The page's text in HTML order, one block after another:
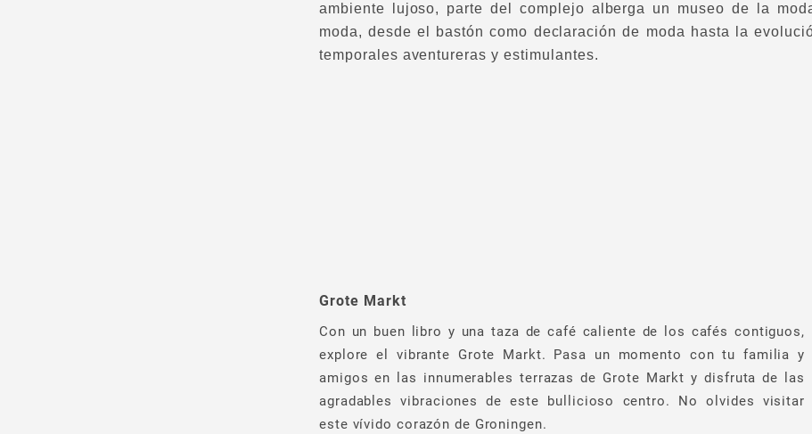
ambiente lujoso, parte del complejo alberga un museo de la
moda, desde el bastón como declaración de moda hasta la
temporales aventureras y estimulantes.
Grote Markt
Con un buen libro y una taza de café caliente de los cafés contiguos,
explore el vibrante Grote Markt. Pasa un momento con tu familia y
amigos en las innumerables terrazas de Grote Markt y disfruta de las
agradables vibraciones de este bullicioso centro. No olvides visitar
este vívido corazón de Groningen.